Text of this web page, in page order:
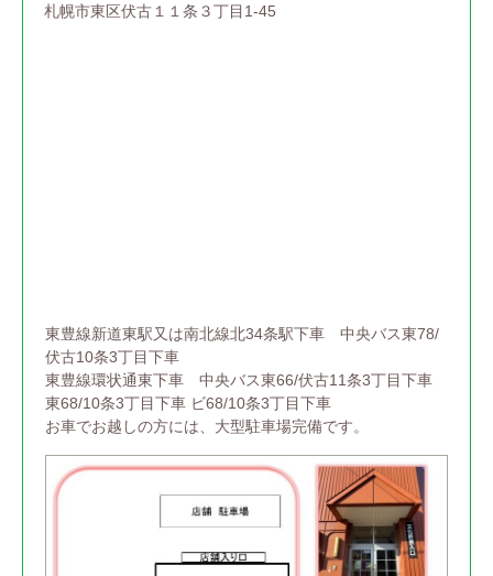
札幌市東区伏古１１条３丁目1-45
東豊線新道東駅又は南北線北34条駅下車 中央バス東78/
伏古10条3丁目下車
東豊線環状通東下車 中央バス東66/伏古11条3丁目下車
東68/10条3丁目下車 ビ68/10条3丁目下車
お車でお越しの方には、大型駐車場完備です。